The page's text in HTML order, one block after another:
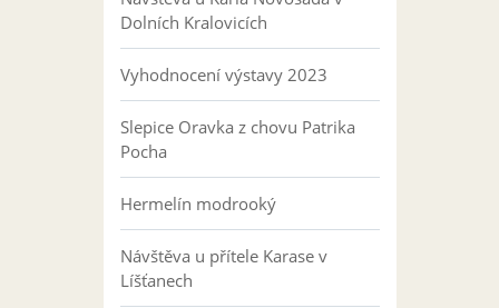
Dolních Kralovicích
Vyhodnocení výstavy 2023
Slepice Oravka z chovu Patrika
Pocha
Hermelín modrooký
Návštěva u přítele Karase v
Líšťanech